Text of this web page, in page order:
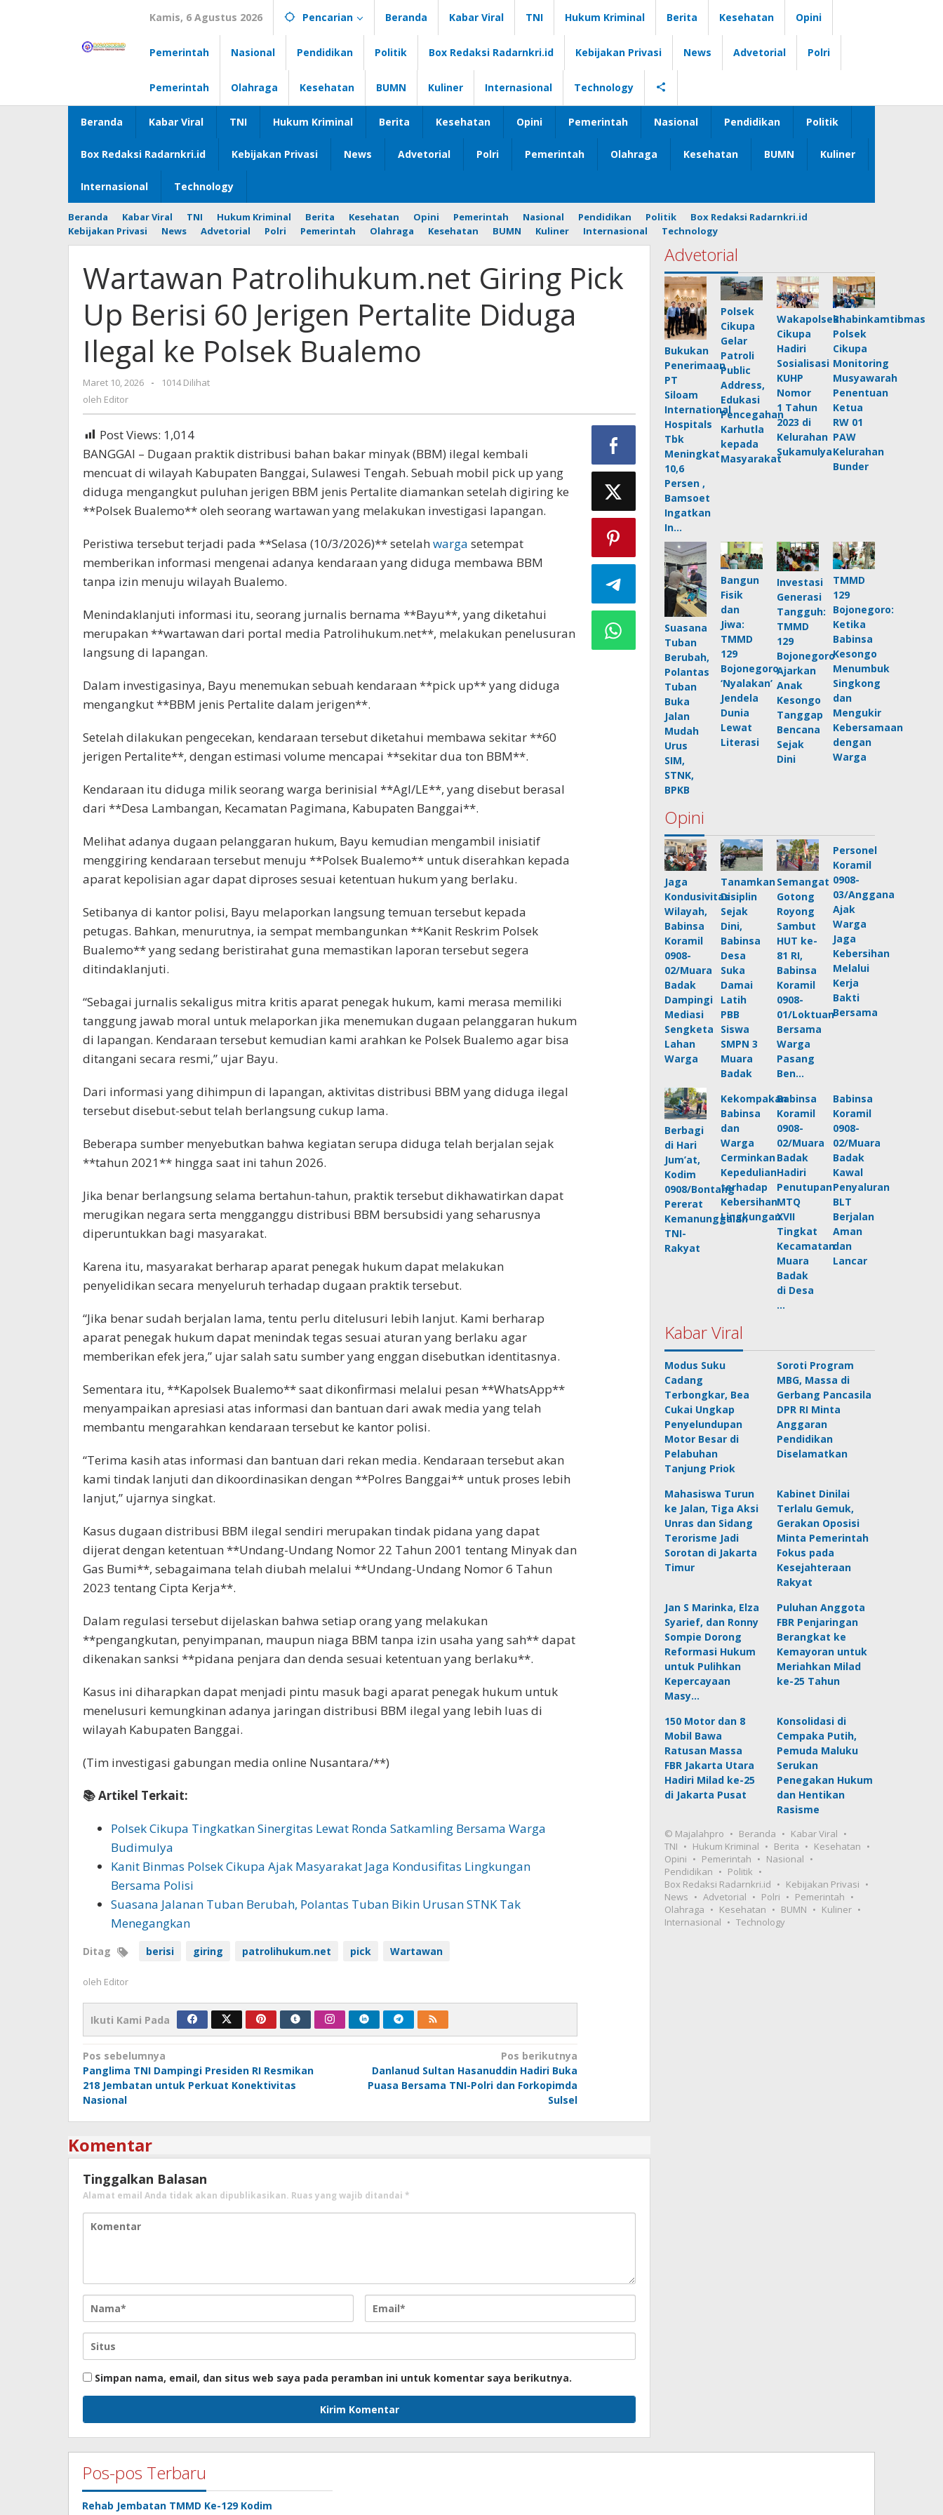
Kamis, 6 Agustus 2026 Pencarian Beranda Kabar Viral TNI Hukum Kriminal Berita Kesehatan Opini
Pemerintah Nasional Pendidikan Politik Box Redaksi Radarnkri.id Kebijakan Privasi News Advetorial Polri
Pemerintah Olahraga Kesehatan BUMN Kuliner Internasional Technology
Beranda Kabar Viral TNI Hukum Kriminal Berita Kesehatan Opini Pemerintah Nasional Pendidikan Politik
Box Redaksi Radarnkri.id Kebijakan Privasi News Advetorial Polri Pemerintah Olahraga Kesehatan BUMN Kuliner
Internasional Technology
Beranda Kabar Viral TNI Hukum Kriminal Berita Kesehatan Opini Pemerintah Nasional Pendidikan Politik
Box Redaksi Radarnkri.id
Kebijakan Privasi
News Advetorial Polri Pemerintah Olahraga Kesehatan BUMN Kuliner Internasional Technology
Wartawan Patrolihukum.net Giring Pick
Up Berisi 60 Jerigen Pertalite Diduga
Ilegal ke Polsek Bualemo
Maret 10, 2026
oleh
-
1014 Dilihat
oleh Editor
Post Views: 1,014
BANGGAI – Dugaan praktik distribusi bahan bakar minyak (BBM) ilegal kembali
mencuat di wilayah Kabupaten Banggai, Sulawesi Tengah. Sebuah mobil pick up yang
diduga mengangkut puluhan jerigen BBM jenis Pertalite diamankan setelah digiring ke
**Polsek Bualemo** oleh seorang wartawan yang melakukan investigasi lapangan.
Peristiwa tersebut terjadi pada **Selasa (10/3/2026)** setelah warga setempat
memberikan informasi mengenai adanya kendaraan yang diduga membawa BBM
tanpa izin menuju wilayah Bualemo.
Menindaklanjuti informasi itu, seorang jurnalis bernama **Bayu**, yang diketahui
merupakan **wartawan dari portal media Patrolihukum.net**, melakukan penelusuran
langsung di lapangan.
Dalam investigasinya, Bayu menemukan sebuah kendaraan **pick up** yang diduga
mengangkut **BBM jenis Pertalite dalam jerigen**.
Setelah dilakukan pengecekan, kendaraan tersebut diketahui membawa sekitar **60
jerigen Pertalite**, dengan estimasi volume mencapai **sekitar dua ton BBM**.
Kendaraan itu diduga milik seorang warga berinisial **Agl/LE**, yang disebut berasal
dari **Desa Lambangan, Kecamatan Pagimana, Kabupaten Banggai**.
Melihat adanya dugaan pelanggaran hukum, Bayu kemudian mengambil inisiatif
menggiring kendaraan tersebut menuju **Polsek Bualemo** untuk diserahkan kepada
aparat kepolisian agar dapat diproses sesuai ketentuan hukum yang berlaku.
Setibanya di kantor polisi, Bayu melaporkan langsung temuan tersebut kepada
petugas. Bahkan, menurutnya, ia sempat membangunkan **Kanit Reskrim Polsek
Bualemo** yang sedang beristirahat guna memastikan laporan tersebut segera
ditindaklanjuti.
“Sebagai jurnalis sekaligus mitra kritis aparat penegak hukum, kami merasa memiliki
tanggung jawab moral untuk melaporkan jika menemukan dugaan pelanggaran hukum
di lapangan. Kendaraan tersebut kemudian kami arahkan ke Polsek Bualemo agar bisa
ditangani secara resmi,” ujar Bayu.
Dari informasi yang dihimpun di lapangan, aktivitas distribusi BBM yang diduga ilegal
tersebut disebut-sebut telah berlangsung cukup lama.
Beberapa sumber menyebutkan bahwa kegiatan serupa diduga telah berjalan sejak
**tahun 2021** hingga saat ini tahun 2026.
Jika benar berlangsung selama bertahun-tahun, praktik tersebut dikhawatirkan dapat
merugikan negara serta mengganggu distribusi BBM bersubsidi yang seharusnya
diperuntukkan bagi masyarakat.
Karena itu, masyarakat berharap aparat penegak hukum dapat melakukan
penyelidikan secara menyeluruh terhadap dugaan praktik tersebut.
“Jika benar sudah berjalan lama, tentu perlu ditelusuri lebih lanjut. Kami berharap
aparat penegak hukum dapat menindak tegas sesuai aturan yang berlaku agar
memberikan efek jera,” ujar salah satu sumber yang enggan disebutkan identitasnya.
Sementara itu, **Kapolsek Bualemo** saat dikonfirmasi melalui pesan **WhatsApp**
menyampaikan apresiasi atas informasi dan bantuan dari awak media yang telah
membantu mengarahkan kendaraan tersebut ke kantor polisi.
“Terima kasih atas informasi dan bantuan dari rekan media. Kendaraan tersebut akan
kami tindak lanjuti dan dikoordinasikan dengan **Polres Banggai** untuk proses lebih
lanjut,” ujarnya singkat.
Kasus dugaan distribusi BBM ilegal sendiri merupakan tindak pidana yang dapat
dijerat dengan ketentuan **Undang-Undang Nomor 22 Tahun 2001 tentang Minyak dan
Gas Bumi**, sebagaimana telah diubah melalui **Undang-Undang Nomor 6 Tahun
2023 tentang Cipta Kerja**.
Dalam regulasi tersebut dijelaskan bahwa setiap orang yang melakukan
**pengangkutan, penyimpanan, maupun niaga BBM tanpa izin usaha yang sah** dapat
dikenakan sanksi **pidana penjara dan denda sesuai ketentuan yang berlaku**.
Kasus ini diharapkan dapat menjadi pintu masuk bagi aparat penegak hukum untuk
menelusuri kemungkinan adanya jaringan distribusi BBM ilegal yang lebih luas di
wilayah Kabupaten Banggai.
(Tim investigasi gabungan media online Nusantara/**)
📚 Artikel Terkait:
Polsek Cikupa Tingkatkan Sinergitas Lewat Ronda Satkamling Bersama Warga
Budimulya
Kanit Binmas Polsek Cikupa Ajak Masyarakat Jaga Kondusifitas Lingkungan
Bersama Polisi
Suasana Jalanan Tuban Berubah, Polantas Tuban Bikin Urusan STNK Tak
Menegangkan
Ditag berisi giring patrolihukum.net pick Wartawan
oleh Editor
Ikuti Kami Pada
Navigasi
pos
Pos sebelumnya
Panglima TNI Dampingi Presiden RI Resmikan
218 Jembatan untuk Perkuat Konektivitas
Nasional
Pos berikutnya
Danlanud Sultan Hasanuddin Hadiri Buka
Puasa Bersama TNI-Polri dan Forkopimda
Sulsel
Komentar
Tinggalkan Balasan
Alamat email Anda tidak akan dipublikasikan. Ruas yang wajib ditandai *
Simpan nama, email, dan situs web saya pada peramban ini untuk komentar saya berikutnya.
Advetorial
Bukukan
Penerimaan
PT
Siloam
International
Hospitals
Tbk
Meningkat
10,6
Persen ,
Bamsoet
Ingatkan
In…
Polsek
Cikupa
Gelar
Patroli
Public
Address,
Edukasi
Pencegahan
Karhutla
kepada
Masyarakat
Wakapolsek
Cikupa
Hadiri
Sosialisasi
KUHP
Nomor
1 Tahun
2023 di
Kelurahan
Sukamulya
Bhabinkamtibmas
Polsek
Cikupa
Monitoring
Musyawarah
Penentuan
Ketua
RW 01
PAW
Kelurahan
Bunder
Suasana
Tuban
Berubah,
Polantas
Tuban
Buka
Jalan
Mudah
Urus
SIM,
STNK,
BPKB
Bangun
Fisik
dan
Jiwa:
TMMD
129
Bojonegoro
‘Nyalakan’
Jendela
Dunia
Lewat
Literasi
Investasi
Generasi
Tangguh:
TMMD
129
Bojonegoro
Ajarkan
Anak
Kesongo
Tanggap
Bencana
Sejak
Dini
TMMD
129
Bojonegoro:
Ketika
Babinsa
Kesongo
Menumbuk
Singkong
dan
Mengukir
Kebersamaan
dengan
Warga
Opini
Jaga
Kondusivitas
Wilayah,
Babinsa
Koramil
0908-
02/Muara
Badak
Dampingi
Mediasi
Sengketa
Lahan
Warga
Tanamkan
Disiplin
Sejak
Dini,
Babinsa
Desa
Suka
Damai
Latih
PBB
Siswa
SMPN 3
Muara
Badak
Semangat
Gotong
Royong
Sambut
HUT ke-
81 RI,
Babinsa
Koramil
0908-
01/Loktuan
Bersama
Warga
Pasang
Ben…
Personel
Koramil
0908-
03/Anggana
Ajak
Warga
Jaga
Kebersihan
Melalui
Kerja
Bakti
Bersama
Berbagi
di Hari
Jum’at,
Kodim
0908/Bontang
Pererat
Kemanunggalan
TNI-
Rakyat
Kekompakan
Babinsa
dan
Warga
Cerminkan
Kepedulian
terhadap
Kebersihan
Lingkungan
Babinsa
Koramil
0908-
02/Muara
Badak
Hadiri
Penutupan
MTQ
XVII
Tingkat
Kecamatan
Muara
Badak
di Desa
…
Babinsa
Koramil
0908-
02/Muara
Badak
Kawal
Penyaluran
BLT
Berjalan
Aman
dan
Lancar
Kabar Viral
Modus Suku
Cadang
Terbongkar, Bea
Cukai Ungkap
Penyelundupan
Motor Besar di
Pelabuhan
Tanjung Priok
Soroti Program
MBG, Massa di
Gerbang Pancasila
DPR RI Minta
Anggaran
Pendidikan
Diselamatkan
Mahasiswa Turun
ke Jalan, Tiga Aksi
Unras dan Sidang
Terorisme Jadi
Sorotan di Jakarta
Timur
Kabinet Dinilai
Terlalu Gemuk,
Gerakan Oposisi
Minta Pemerintah
Fokus pada
Kesejahteraan
Rakyat
Jan S Marinka, Elza
Syarief, dan Ronny
Sompie Dorong
Reformasi Hukum
untuk Pulihkan
Kepercayaan
Masy…
Puluhan Anggota
FBR Penjaringan
Berangkat ke
Kemayoran untuk
Meriahkan Milad
ke-25 Tahun
150 Motor dan 8
Mobil Bawa
Ratusan Massa
FBR Jakarta Utara
Hadiri Milad ke-25
di Jakarta Pusat
Konsolidasi di
Cempaka Putih,
Pemuda Maluku
Serukan
Penegakan Hukum
dan Hentikan
Rasisme
© Majalahpro Beranda
Kabar Viral
TNI
Hukum Kriminal Berita
Kesehatan
Opini
Pemerintah
Nasional
Pendidikan
Politik
Box Redaksi Radarnkri.id
Kebijakan Privasi
News
Advetorial Polri
Pemerintah
Olahraga
Kesehatan BUMN
Kuliner
Internasional
Technology
Pos-pos Terbaru
Rehab Jembatan TMMD Ke-129 Kodim